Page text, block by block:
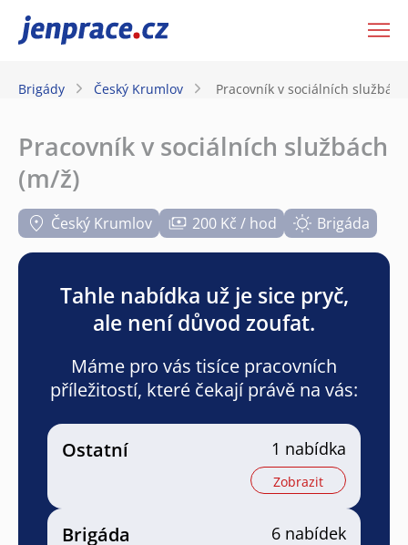
JenPráce.cz
Brigády Český Krumlov Pracovník v sociálních
Pracovník v sociálních službách
(m/ž)
Český Krumlov 200 Kč / hod Brigáda
Tahle nabídka už je sice pryč,
ale není důvod zoufat.
Máme pro vás tisíce pracovních
příležitostí, které čekají právě na vás:
Ostatní 1 nabídka
Zobrazit
Brigáda 6 nabídek